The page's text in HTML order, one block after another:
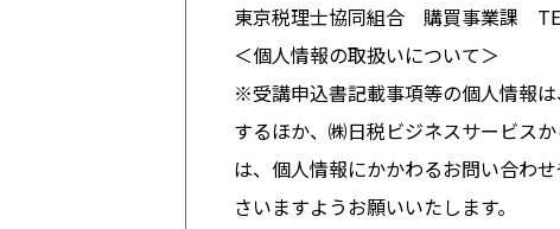
東京税理士協同組合 購買事業課
＜個人情報の取扱いについて＞
※受講申込書記載事項等の個人情報
するほか、㈱日税ビジネスサービス
は、個人情報にかかわるお問い合わ
さいますようお願いいたします。